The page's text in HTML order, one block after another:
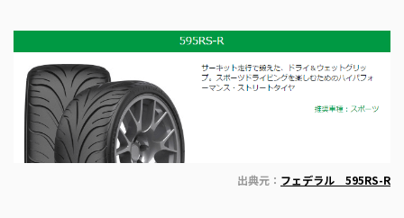
出典元： フェデラル 595RS-R